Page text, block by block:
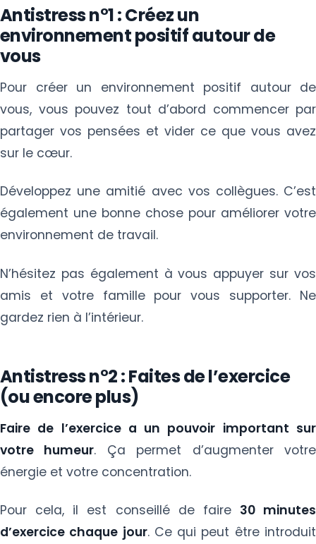
Antistress n°1 : Créez un
environnement positif autour de
vous
Pour créer un environnement positif autour de
vous, vous pouvez tout d’abord commencer par
partager vos pensées et vider ce que vous avez
sur le cœur.
Développez une amitié avec vos collègues. C’est
également une bonne chose pour améliorer votre
environnement de travail.
N’hésitez pas également à vous appuyer sur vos
amis et votre famille pour vous supporter. Ne
gardez rien à l’intérieur.
Antistress n°2 : Faites de l’exercice
(ou encore plus)
Faire de l’exercice a un pouvoir important sur
votre humeur. Ça permet d’augmenter votre
énergie et votre concentration.
Pour cela, il est conseillé de faire 30 minutes
d’exercice chaque jour. Ce qui peut être introduit